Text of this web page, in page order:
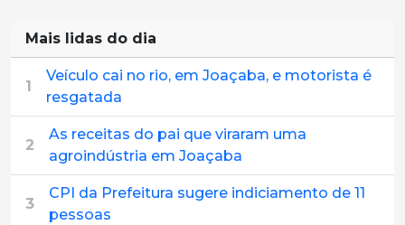
Mais lidas do dia
1
Veículo cai no rio, em Joaçaba, e motorista é
resgatada
2
As receitas do pai que viraram uma
agroindústria em Joaçaba
3
CPI da Prefeitura sugere indiciamento de 11
pessoas